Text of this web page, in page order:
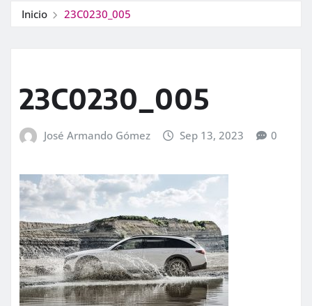
Inicio 23C0230_005
23C0230_005
José Armando Gómez Sep 13, 2023 0